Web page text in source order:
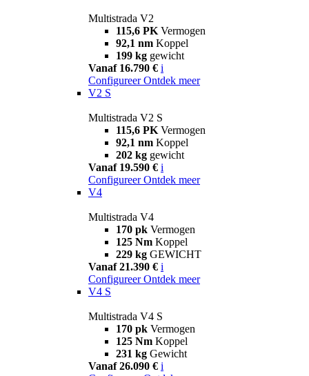
Multistrada V2
115,6 PK Vermogen
92,1 nm Koppel
199 kg gewicht
Vanaf 16.790 € i
Configureer Ontdek meer
V2 S
Multistrada V2 S
115,6 PK Vermogen
92,1 nm Koppel
202 kg gewicht
Vanaf 19.590 € i
Configureer Ontdek meer
V4
Multistrada V4
170 pk Vermogen
125 Nm Koppel
229 kg GEWICHT
Vanaf 21.390 € i
Configureer Ontdek meer
V4 S
Multistrada V4 S
170 pk Vermogen
125 Nm Koppel
231 kg Gewicht
Vanaf 26.090 € i